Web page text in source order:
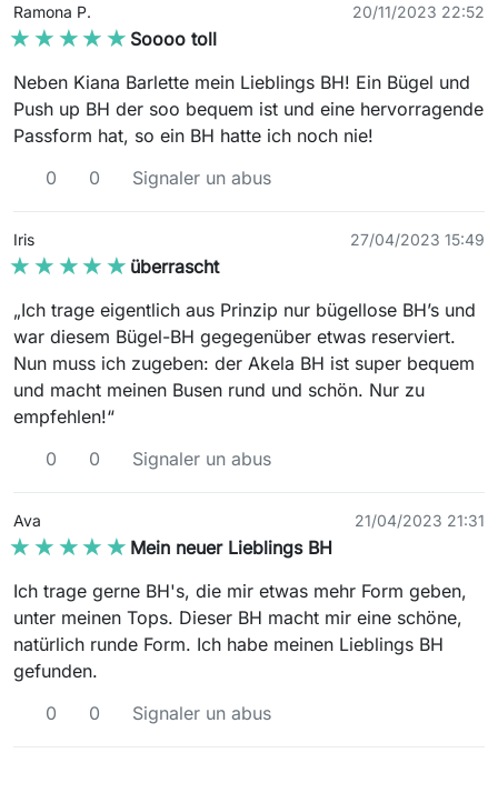
Ramona P. 20/11/2023 22:52
★★★★★
★★★★★ Soooo toll
Neben Kiana Barlette mein Lieblings BH! Ein Bügel und
Push up BH der soo bequem ist und eine hervorragende
Passform hat, so ein BH hatte ich noch nie!
0
0 Signaler un abus
Iris 27/04/2023 15:49
★★★★★
★★★★★ überrascht
„Ich trage eigentlich aus Prinzip nur bügellose BH’s und
war diesem Bügel-BH gegegenüber etwas reserviert.
Nun muss ich zugeben: der Akela BH ist super bequem
und macht meinen Busen rund und schön. Nur zu
empfehlen!“
0
0 Signaler un abus
Ava 21/04/2023 21:31
★★★★★
★★★★★ Mein neuer Lieblings BH
Ich trage gerne BH's, die mir etwas mehr Form geben,
unter meinen Tops. Dieser BH macht mir eine schöne,
natürlich runde Form. Ich habe meinen Lieblings BH
gefunden.
0
0 Signaler un abus